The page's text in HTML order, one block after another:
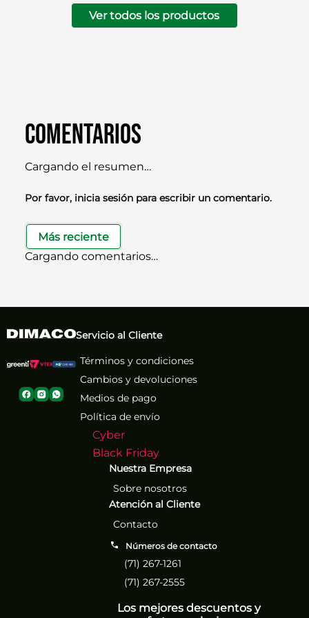
Ver todos los productos
Comentarios
Cargando el resumen…
Por favor, inicia sesión para escribir un comentario.
Más reciente
Cargando comentarios…
Servicio al Cliente
Términos y condiciones
Cambios y devoluciones
Medios de pago
Política de envío
Cyber
Black Friday
Nuestra Empresa
Sobre nosotros
Atención al Cliente
Contacto
Números de contacto
(71) 267-1261
(71) 267-2555
Los mejores descuentos y